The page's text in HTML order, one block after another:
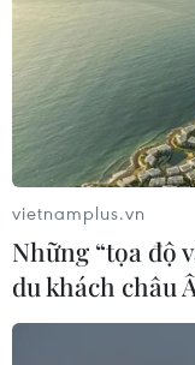
vietnamplus.vn
Những “tọa độ
du khách châu